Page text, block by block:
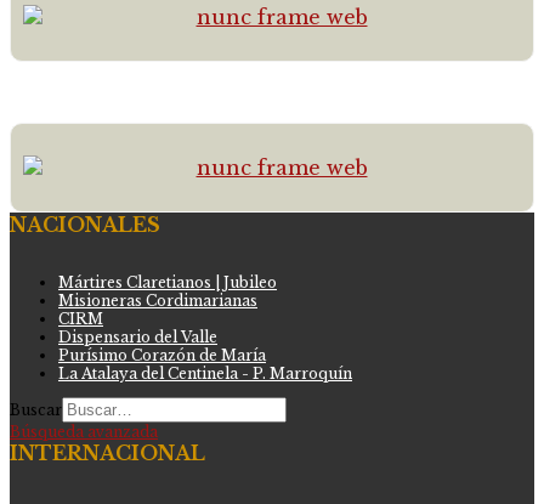
NACIONALES
Mártires Claretianos | Jubileo
Misioneras Cordimarianas
CIRM
Dispensario del Valle
Purísimo Corazón de María
La Atalaya del Centinela - P. Marroquín
Buscar
Búsqueda avanzada
INTERNACIONAL